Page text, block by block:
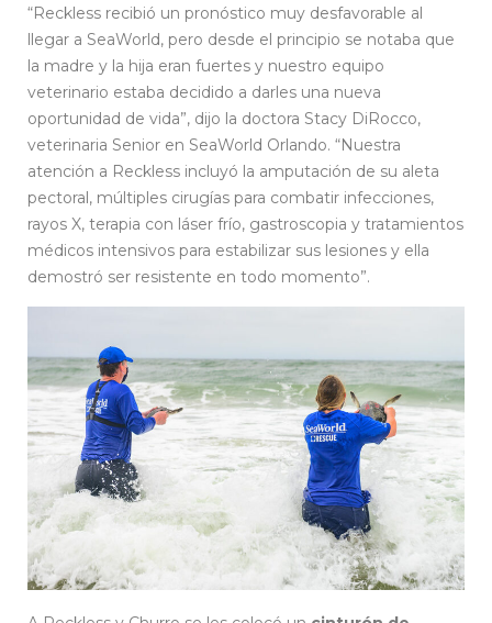
“Reckless recibió un pronóstico muy desfavorable al
llegar a SeaWorld, pero desde el principio se notaba que
la madre y la hija eran fuertes y nuestro equipo
veterinario estaba decidido a darles una nueva
oportunidad de vida”, dijo la doctora Stacy DiRocco,
veterinaria Senior en SeaWorld Orlando. “Nuestra
atención a Reckless incluyó la amputación de su aleta
pectoral, múltiples cirugías para combatir infecciones,
rayos X, terapia con láser frío, gastroscopia y tratamientos
médicos intensivos para estabilizar sus lesiones y ella
demostró ser resistente en todo momento”.